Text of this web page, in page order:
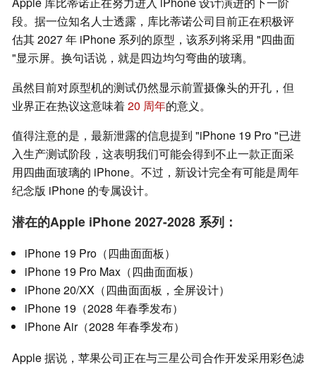
段。据一位知名人士透露，库比蒂诺公司目前正在积极评
估其 2027 年 iPhone 系列的原型，该系列将采用 "四曲面
"显示屏。换句话说，就是四边均匀弯曲的玻璃。
虽然目前对原型机的测试仍然显示前置摄像头的开孔，但
业界正在热议这意味着20 周年的意义。
值得注意的是，最新泄露的信息提到 "iPhone 19 Pro "已进
入生产测试阶段，这表明我们可能会得到不止一款正面采
用四曲面玻璃的 iPhone。不过，新设计完全有可能是周年
纪念版 iPhone 的专属设计。
潜在的Apple iPhone 2027-2028 系列：
iPhone 19 Pro（四曲面面板）
iPhone 19 Pro Max（四曲面面板）
iPhone 20/XX（四曲面面板，全屏设计）
iPhone 19（2028 年春季发布）
iPhone Air（2028 年春季发布）
Apple 据说，苹果公司正在与三星公司合作开发采用彩色滤